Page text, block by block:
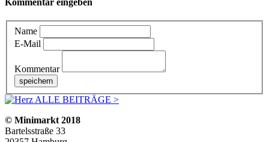
Kommentar eingeben
Name
E-Mail
Kommentar
ALLE BEITRÄGE >
© Minimarkt 2018
Bartelsstraße 33